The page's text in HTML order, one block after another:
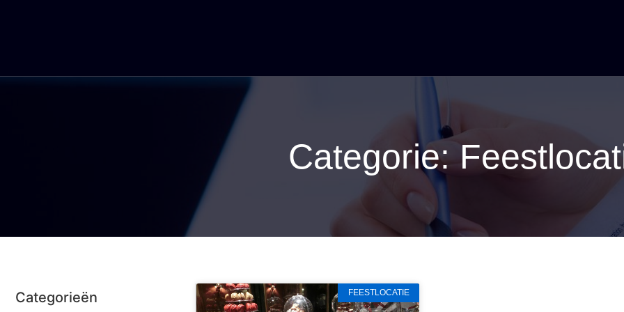
Categorie:
Categorieën FEESTLOCATIE